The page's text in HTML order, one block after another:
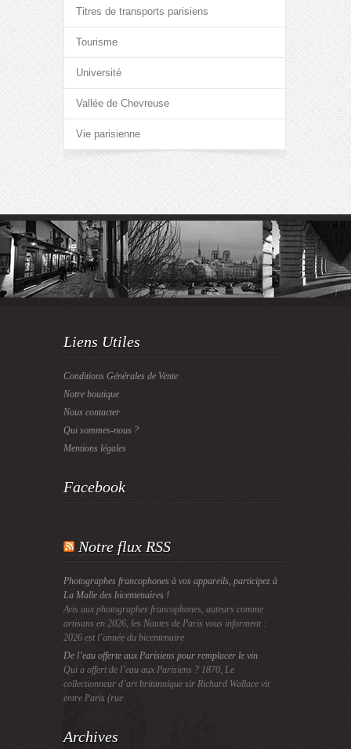
Titres de transports parisiens
Tourisme
Université
Vallée de Chevreuse
Vie parisienne
Liens Utiles
Conditions Générales de Vente
Notre boutique
Nous contacter
Qui sommes-nous ?
Mentions légales
Facebook
Notre flux RSS
Photographes francophones à vos appareils, participez à
La Malle des bicentenaires !
Avis aux photographes francophones, auteurs comme
artisans en 2026, les Nautes de Paris vous informent :
2026 est l’année du bicentenaire
De l’eau offerte aux Parisiens pour remplacer le vin
Qui a offert de l’eau aux Parisiens ? 1870, Le
collectionneur d’art britannique sir Richard Wallace vit
entre Paris (rue
Archives